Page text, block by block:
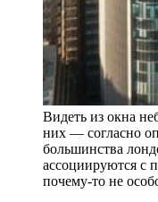
Видеть из окна
них — согласно
большинства
ассоциируются с
почему-то не